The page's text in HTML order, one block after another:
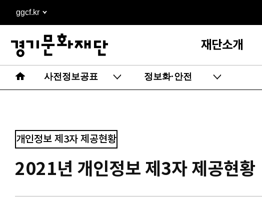
바로가기
ggcf.kr
재단소개
사전정보공표 정보화·안전
개인정보 제3자 제공현황
2021년 개인정보 제3자 제공현황